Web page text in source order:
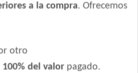
a la compra. Ofrecemos
otro
100% del valor pagado.